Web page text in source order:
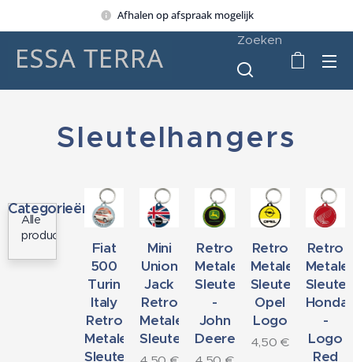
Afhalen op afspraak mogelijk
Zoeken
Sleutelhangers
Categorieën
Alle
producten
Fiat
500
Turin
Italy
Retro
Metalen
Sleutelhanger
Mini
Union
Jack
Retro
Metalen
Sleutelhanger
Retro
Metalen
Sleutelhanger
-
John
Deere
Retro
Metalen
Sleutelhanger
Opel
Logo
4,50 €
Retro
Honda
-
Logo
Red